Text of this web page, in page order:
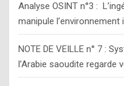
Analyse OSINT n°3 :
manipule
NOTE DE VEILLE n° 7 :
l’Arabie saoudite regarde